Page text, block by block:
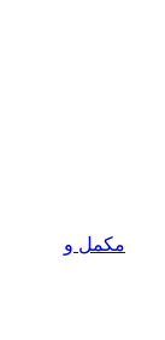
مکمل و